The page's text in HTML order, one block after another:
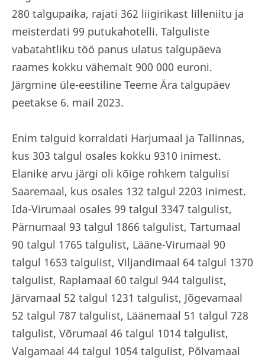
280 talgupaika, rajati 362 liigirikast lilleniitu ja
meisterdati 99 putukahotelli. Talguliste
vabatahtliku töö panus ulatus talgupäeva
raames kokku vähemalt 900 000 euroni.
Järgmine üle-eestiline Teeme Ära talgupäev
peetakse 6. mail 2023.
Enim talguid korraldati Harjumaal ja Tallinnas,
kus 303 talgul osales kokku 9310 inimest.
Elanike arvu järgi oli kõige rohkem talgulisi
Saaremaal, kus osales 132 talgul 2203 inimest.
Ida-Virumaal osales 99 talgul 3347 talgulist,
Pärnumaal 93 talgul 1866 talgulist, Tartumaal
90 talgul 1765 talgulist, Lääne-Virumaal 90
talgul 1653 talgulist, Viljandimaal 64 talgul 1370
talgulist, Raplamaal 60 talgul 944 talgulist,
Järvamaal 52 talgul 1231 talgulist, Jõgevamaal
52 talgul 787 talgulist, Läänemaal 51 talgul 728
talgulist, Võrumaal 46 talgul 1014 talgulist,
Valgamaal 44 talgul 1054 talgulist, Põlvamaal